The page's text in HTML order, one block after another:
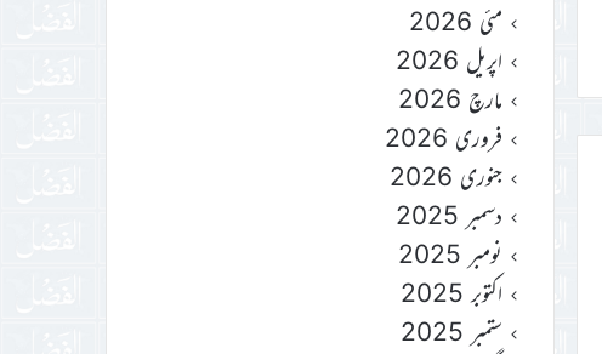
مئی 2026
اپریل 2026
مارچ 2026
فروری 2026
جنوری 2026
دسمبر 2025
نومبر 2025
اکتوبر 2025
ستمبر 2025